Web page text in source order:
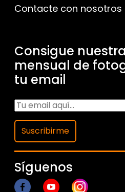
Contacte con nosotros
Consigue
mensual de
tu email
Suscribirme
Síguenos